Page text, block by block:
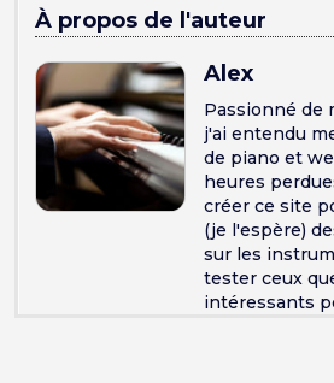
À propos de l'auteur
Alex
Passionné de
j'ai entendu
de piano et
heures
créer ce site
(je l'espère)
sur les
tester ceux
intéressants